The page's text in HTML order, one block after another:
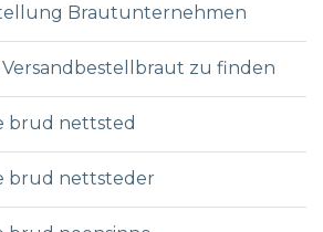
Brautunternehmen
zu finden
brud nettsted
brud nettsteder